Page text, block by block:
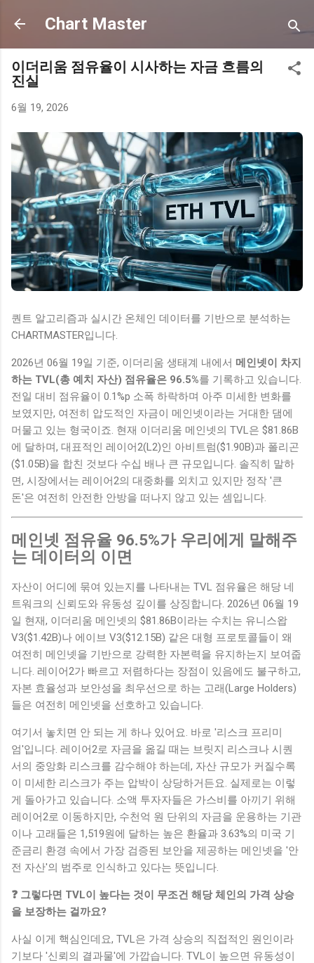
기본 콘텐츠로 건너뛰기
Chart Master
이더리움 점유율이 시사하는 자금 흐름의
진실
6월 19, 2026
퀀트 알고리즘과 실시간 온체인 데이터를 기반으로 분석하는
CHARTMASTER입니다.
2026년 06월 19일 기준, 이더리움 생태계 내에서 메인넷이 차지
하는 TVL(총 예치 자산) 점유율은 96.5%를 기록하고 있습니다.
전일 대비 점유율이 0.1%p 소폭 하락하며 아주 미세한 변화를
보였지만, 여전히 압도적인 자금이 메인넷이라는 거대한 댐에
머물고 있는 형국이죠. 현재 이더리움 메인넷의 TVL은 $81.86B
에 달하며, 대표적인 레이어2(L2)인 아비트럼($1.90B)과 폴리곤
($1.05B)을 합친 것보다 수십 배나 큰 규모입니다. 솔직히 말하
면, 시장에서는 레이어2의 대중화를 외치고 있지만 정작 '큰
돈'은 여전히 안전한 안방을 떠나지 않고 있는 셈입니다.
메인넷 점유율 96.5%가 우리에게 말해주
는 데이터의 이면
자산이 어디에 묶여 있는지를 나타내는 TVL 점유율은 해당 네
트워크의 신뢰도와 유동성 깊이를 상징합니다. 2026년 06월 19
일 현재, 이더리움 메인넷의 $81.86B이라는 수치는 유니스왑
V3($1.42B)나 에이브 V3($12.15B) 같은 대형 프로토콜들이 왜
여전히 메인넷을 기반으로 강력한 자본력을 유지하는지 보여줍
니다. 레이어2가 빠르고 저렴하다는 장점이 있음에도 불구하고,
자본 효율성과 보안성을 최우선으로 하는 고래(Large Holders)
들은 여전히 메인넷을 선호하고 있습니다.
여기서 놓치면 안 되는 게 하나 있어요. 바로 '리스크 프리미
엄'입니다. 레이어2로 자금을 옮길 때는 브릿지 리스크나 시퀀
서의 중앙화 리스크를 감수해야 하는데, 자산 규모가 커질수록
이 미세한 리스크가 주는 압박이 상당하거든요. 실제로는 이렇
게 돌아가고 있습니다. 소액 투자자들은 가스비를 아끼기 위해
레이어2로 이동하지만, 수천억 원 단위의 자금을 운용하는 기관
이나 고래들은 1,519원에 달하는 높은 환율과 3.63%의 미국 기
준금리 환경 속에서 가장 검증된 보안을 제공하는 메인넷을 '안
전 자산'의 범주로 인식하고 있다는 뜻입니다.
❓ 그렇다면 TVL이 높다는 것이 무조건 해당 체인의 가격 상승
을 보장하는 걸까요?
사실 이게 핵심인데요, TVL은 가격 상승의 직접적인 원인이라
기보다 '신뢰의 결과물'에 가깝습니다. TVL이 높으면 유동성이